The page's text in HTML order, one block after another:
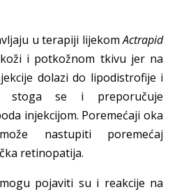
u terapiji lijekomActrapid
i potkožnom tkivu jer na
dolazi do lipodistrofije i
stoga se i preporučuje
injekcijom. Poremećaji oka
nastupiti poremećaj
retinopatija.
pojaviti su i reakcije na